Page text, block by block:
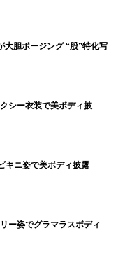
大胆ポージング “股”特化写
シー衣装で美ボディ披
キニ姿で美ボディ披露
ー姿でグラマラスボディ